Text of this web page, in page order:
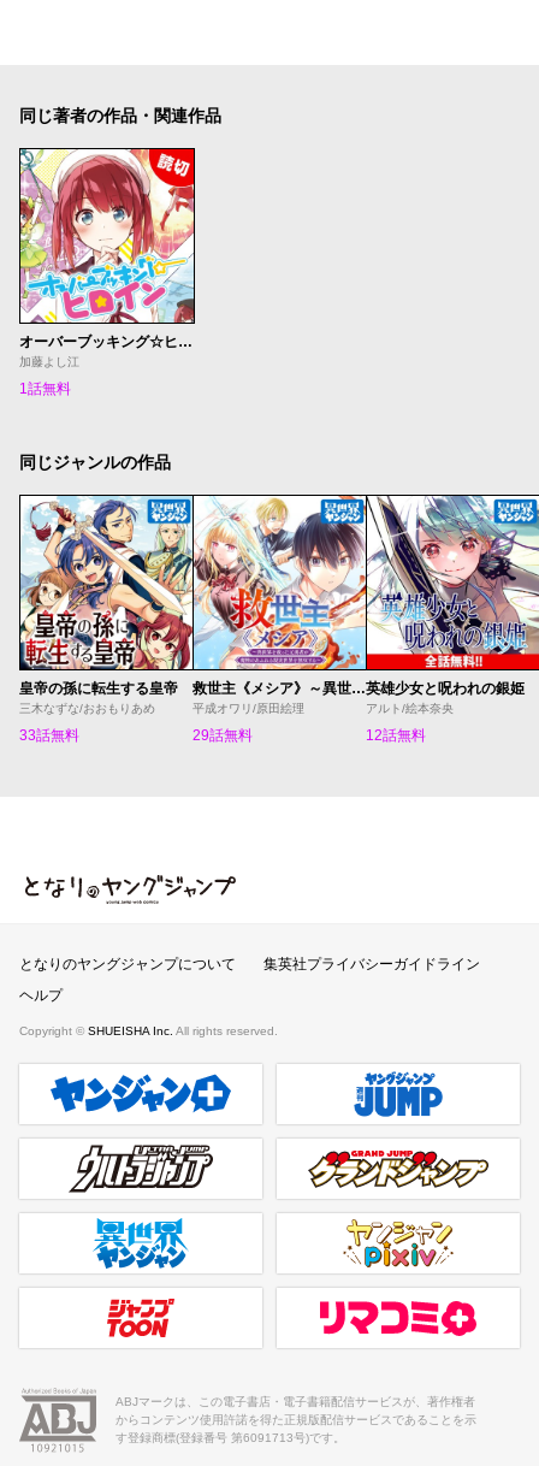
同じ著者の作品・関連作品
オーバーブッキング☆ヒロイン
加藤よし江
1話無料
同じジャンルの作品
皇帝の孫に転生する皇帝
三木なずな/おおもりあめ
33話無料
救世主《メシア》～異世界を救った元勇者が魔物のあふれる現実世界を無双する～
平成オワリ/原田絵理
29話無料
英雄少女と呪われの銀姫
アルト/絵本奈央
12話無料
となりのヤングジャンプ
となりのヤングジャンプについて
集英社プライバシーガイドライン
ヘルプ
Copyright © SHUEISHA Inc. All rights reserved.
ヤンジャンプラス 週刊ヤングジャンプ公式サイト
ウルトラジャンプ グランドジャンプ
異世界ヤンジャン ヤンジャンpixiv
ジャンプTOON リマコミ＋
ABJマークは、この電子書店・電子書籍配信サービスが、著作権者
からコンテンツ使用許諾を得た正規版配信サービスであることを示
す登録商標(登録番号 第6091713号)です。